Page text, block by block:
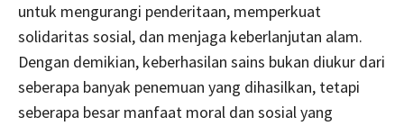
untuk mengurangi penderitaan, memperkuat
solidaritas sosial, dan menjaga keberlanjutan alam.
Dengan demikian, keberhasilan sains bukan diukur dari
seberapa banyak penemuan yang dihasilkan, tetapi
seberapa besar manfaat moral dan sosial yang